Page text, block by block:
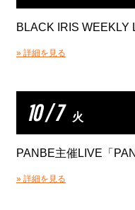
BLACK IRIS WEEKLY
» 詳細を見る
10 / 7 火
PANBE主催LIVE「
» 詳細を見る